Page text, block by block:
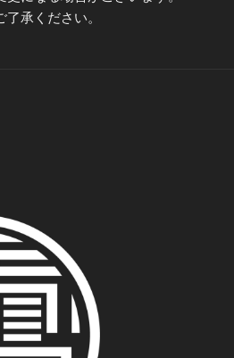
了承ください。